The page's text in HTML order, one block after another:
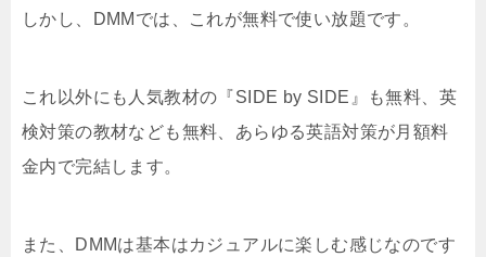
しかし、DMMでは、これが無料で使い放題です。
これ以外にも人気教材の『SIDE by SIDE』も無料、英
検対策の教材なども無料、あらゆる英語対策が月額料
金内で完結します。
また、DMMは基本はカジュアルに楽しむ感じなのです